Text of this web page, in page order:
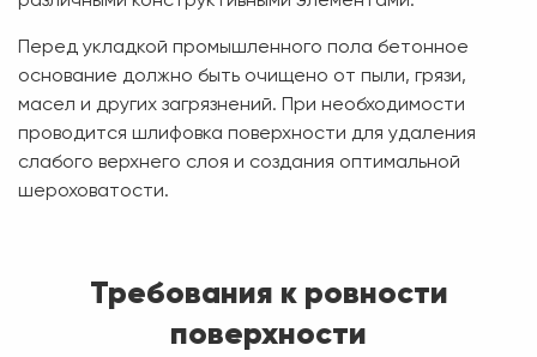
Перед укладкой промышленного пола бетонное
основание должно быть очищено от пыли, грязи,
масел и других загрязнений. При необходимости
проводится шлифовка поверхности для удаления
слабого верхнего слоя и создания оптимальной
шероховатости.
Требования к ровности
поверхности